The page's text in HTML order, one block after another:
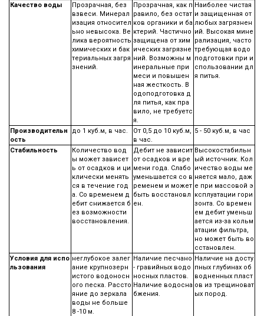
Качество воды
Прозрачная, без
взвеси. Минерал
изация относител
ьно невысока. Ве
лика вероятность
химических и бак
териальных загря
знений.
Прозрачная, как п
равило, без остат
ков органики и ба
ктерий. Частично
защищена от хим
ических загрязне
ний. Возможны м
инеральные при
меси и повышен
ная жесткость. В
одоподготовка д
ля питья, как пра
вило, не требуетс
я.
Наиболее чистая
и защищенная от
любых загрязнен
ий. Высокая мине
рализация, часто
требующая водо
подготовки при и
спользовании дл
я питья.
Производительн
ость
до 1 куб.м, в час.
От 0,5 до 10 куб.м,
в час.
5 - 50 куб.м, в час
Стабильность
Количество вод
ы может зависет
ь от осадков и ци
клически менять
ся в течение год
а. Со временем д
ебит снижается б
ез возможности
восстановления.
Дебит не зависит
от осадков и вре
мени года. Слабо
уменьшается со в
ременем и может
быть восстановл
ен.
Высокостабильн
ый источник. Кол
ичество воды ме
няется мало, даж
е при массовой э
ксплуатации гори
зонта. Со времен
ем дебит уменьш
ается из-за кольм
атации фильтра,
но может быть во
сстановлен.
Условия для испо
льзования
неглубокое залег
ание крупнозерн
истого водоносн
ого песка. Рассто
яние до зеркала
воды не больше
8 -10 м.
Наличие песчано
- гравийных водо
носных пластов.
Наличие водосна
бжения.
Наличие на досту
пных глубинах об
водненных пласт
ов из трещиноват
ых пород.